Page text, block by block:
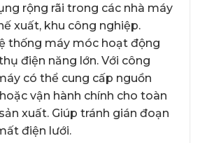
rộng rãi trong các nhà máy
xuất, khu công nghiệp.
thống máy móc hoạt động
điện năng lớn. Với công
có thể cung cấp nguồn
vận hành chính cho toàn
xuất. Giúp tránh gián đoạn
điện lưới.